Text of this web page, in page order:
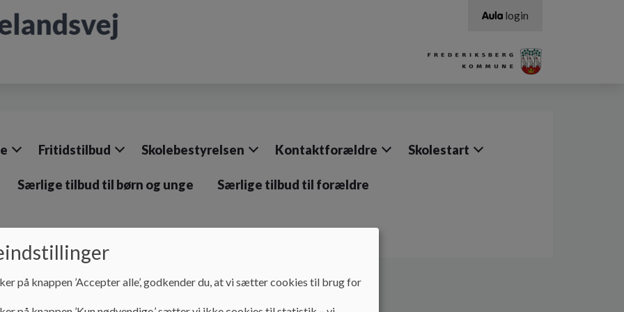
login
Fritidstilbud Skolebestyrelsen Kontaktforældre Skolestart
Særlige tilbud til børn og unge Særlige tilbud til forældre
Kontakt Modtagerklasser
på knappen ’Accepter alle’, godkender du, at vi sætter cookies til brug for